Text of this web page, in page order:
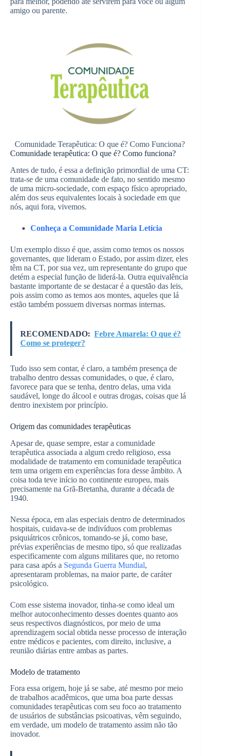
amigo ou parente.
Comunidade Terapêutica: O que é? Como Funciona?
Comunidade terapêutica: O que é? Como funciona?
Antes de tudo, é essa a definição primordial de uma CT:
trata-se de uma comunidade de fato, no sentido mesmo
de uma micro-sociedade, com espaço físico apropriado,
além dos seus equivalentes locais à sociedade em que
nós, aqui fora, vivemos.
Conheça a Comunidade Maria Letícia
Um exemplo disso é que, assim como temos os nossos
governantes, que lideram o Estado, por assim dizer, eles
têm na CT, por sua vez, um representante do grupo que
detém a especial função de liderá-la. Outra equivalência
bastante importante de se destacar é a questão das leis,
pois assim como as temos aos montes, aqueles que lá
estão também possuem diversas normas internas.
RECOMENDADO: Febre Amarela: O que é?
Como se proteger?
Tudo isso sem contar, é claro, a também presença de
trabalho dentro dessas comunidades, o que, é claro,
favorece para que se tenha, dentro delas, uma vida
saudável, longe do álcool e outras drogas, coisas que lá
dentro inexistem por princípio.
Origem das comunidades terapêuticas
Apesar de, quase sempre, estar a comunidade
terapêutica associada a algum credo religioso, essa
modalidade de tratamento em comunidade terapêutica
tem uma origem em experiências fora desse âmbito. A
coisa toda teve início no continente europeu, mais
precisamente na Grã-Bretanha, durante a década de
1940.
Nessa época, em alas especiais dentro de determinados
hospitais, cuidava-se de indivíduos com problemas
psiquiátricos crônicos, tomando-se já, como base,
prévias experiências de mesmo tipo, só que realizadas
especificamente com alguns militares que, no retorno
para casa após a Segunda Guerra Mundial,
apresentaram problemas, na maior parte, de caráter
psicológico.
Com esse sistema inovador, tinha-se como ideal um
melhor autoconhecimento desses doentes quanto aos
seus respectivos diagnósticos, por meio de uma
aprendizagem social obtida nesse processo de interação
entre médicos e pacientes, com direito, inclusive, a
reunião diárias entre ambas as partes.
Modelo de tratamento
Fora essa origem, hoje já se sabe, até mesmo por meio
de trabalhos acadêmicos, que uma boa parte dessas
comunidades terapêuticas com seu foco ao tratamento
de usuários de substâncias psicoativas, vêm seguindo,
em verdade, um modelo de tratamento assim não tão
inovador.